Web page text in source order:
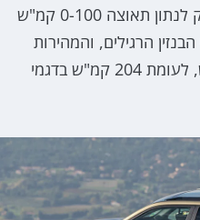
משולב של 194 כ"ס וזה מספיק לנתון תאוצה 0-100 קמ"ש
הבנזין הרגילים, והמהירות
המרבית עומדת על 182 קמ"ש, לעומת 204 קמ"ש בדגמי